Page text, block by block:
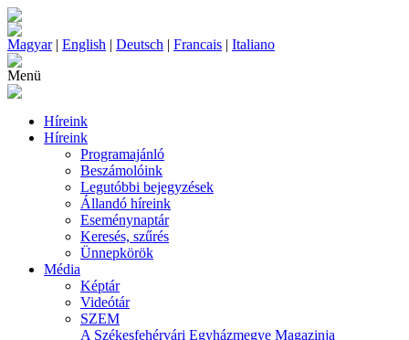
Magyar| English | Deutsch | Francais | Italiano
Menü
Híreink
Híreink
Programajánló
Beszámolóink
Legutóbbi bejegyzések
Állandó híreink
Eseménynaptár
Keresés, szűrés
Ünnepkörök
Média
Képtár
Videótár
SZEM
A Székesfehérvári Egyházmegye Magazinja